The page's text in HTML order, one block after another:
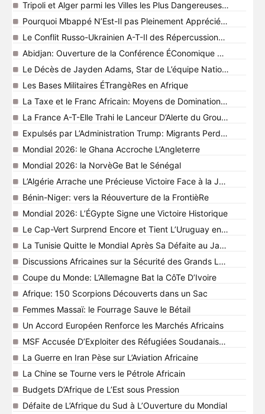
Tripoli et Alger parmi les Villes les Plus Dangereuses D’Afrique
Pourquoi Mbappé N’Est-Il pas Pleinement Apprécié en
Le Conflit Russo-Ukrainien A-T-Il des Répercussions en
Abidjan: Ouverture de la Conférence ÉConomique Africaine
Le Décès de Jayden Adams, Star de L’équipe Nationale Sud-
Les Bases Militaires ÉTrangèRes en Afrique
La Taxe et le Franc Africain: Moyens de Domination Française
La France A-T-Elle Trahi le Lanceur D’Alerte du Groupe
Expulsés par L’Administration Trump: Migrants Perdus en
Mondial 2026: le Ghana Accroche L’Angleterre
Mondial 2026: la NorvèGe Bat le Sénégal
L’Algérie Arrache une Précieuse Victoire Face à la Jordanie
Bénin-Niger: vers la Réouverture de la FrontièRe
Mondial 2026: L’ÉGypte Signe une Victoire Historique
Le Cap-Vert Surprend Encore et Tient L’Uruguay en Échec
La Tunisie Quitte le Mondial Après Sa Défaite au Japon
Discussions Africaines sur la Sécurité des Grands Lacs
Coupe du Monde: L’Allemagne Bat la CôTe D’Ivoire
Afrique: 150 Scorpions Découverts dans un Sac
Femmes Massaï: le Fourrage Sauve le Bétail
Un Accord Européen Renforce les Marchés Africains
MSF Accusée D’Exploiter des Réfugiées Soudanaises dans la
La Guerre en Iran Pèse sur L’Aviation Africaine
La Chine se Tourne vers le Pétrole Africain
Budgets D’Afrique de L’Est sous Pression
Défaite de L’Afrique du Sud à L’Ouverture du Mondial